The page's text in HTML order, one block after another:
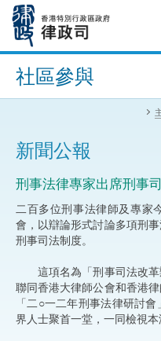
內
進階搜尋
社區參與
新聞公報
刑事法律專家出席刑事
二百多位刑事法律師及專家
會，以辯論形式討論多項刑
刑事司法制度。
這項名為「刑事司法改革
聯同香港大律師公會和香港
「二○一二年刑事法律研討
界人士聚首一堂，一同檢視本